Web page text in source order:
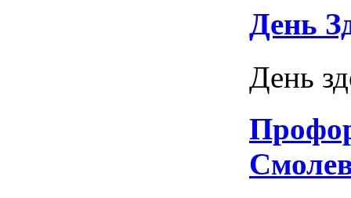
День
День